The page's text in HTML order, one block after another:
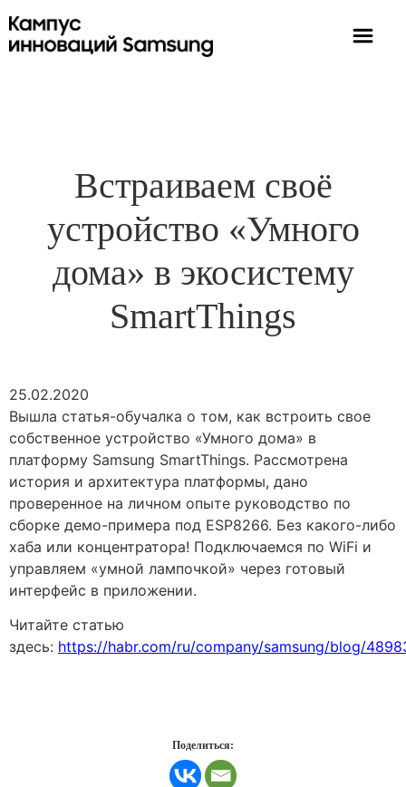
Встраиваем своё
устройство «Умного
дома» в экосистему
SmartThings
25.02.2020
Вышла статья-обучалка о том, как встроить свое
собственное устройство «Умного дома» в
платформу Samsung SmartThings. Рассмотрена
история и архитектура платформы, дано
проверенное на личном опыте руководство по
сборке демо-примера под ESP8266. Без какого-либо
хаба или концентратора! Подключаемся по WiFi и
управляем «умной лампочкой» через готовый
интерфейс в приложении.
Читайте статью
здесь: https://habr.com/ru/company/samsung/blog/
Поделиться: